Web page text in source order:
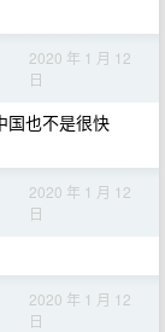
2020 年 1 月 12
日
国也不是很快
2020 年 1 月 12
日
2020 年 1 月 12
日